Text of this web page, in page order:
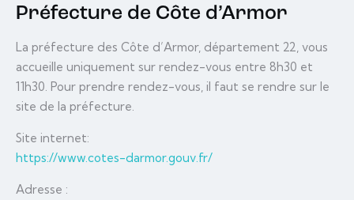
Préfecture de Côte d’Armor
La préfecture des Côte d’Armor, département 22, vous
accueille uniquement sur rendez-vous entre 8h30 et
11h30. Pour prendre rendez-vous, il faut se rendre sur le
site de la préfecture.
Site internet:
https://www.cotes-darmor.gouv.fr/
Adresse :